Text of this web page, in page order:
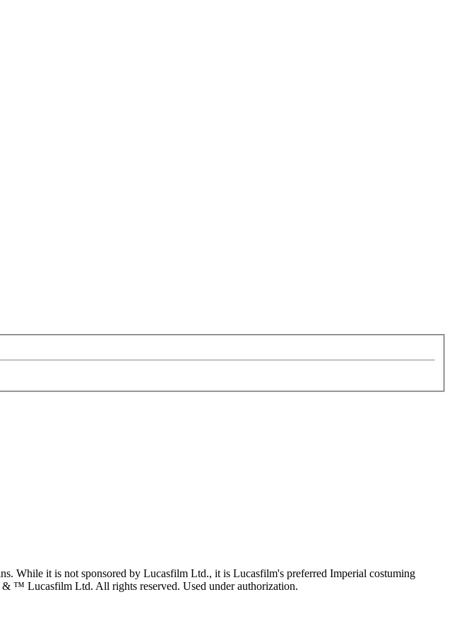
While it is not sponsored by Lucasfilm Ltd., it is Lucasfilm's preferred Imperial costuming
& ™ Lucasfilm Ltd. All rights reserved. Used under authorization.